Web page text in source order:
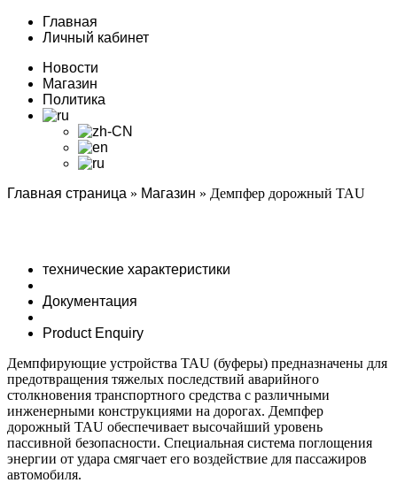
Главная
Личный кабинет
Новости
Магазин
Политика
Главная страница » Магазин » Демпфер дорожный TAU
технические характеристики
Документация
Product Enquiry
Демпфирующие устройства TAU (буферы) предназначены для
предотвращения тяжелых последствий аварийного
столкновения транспортного средства с различными
инженерными конструкциями на дорогах. Демпфер
дорожный TAU обеспечивает высочайший уровень
пассивной безопасности. Специальная система поглощения
энергии от удара смягчает его воздействие для пассажиров
автомобиля.